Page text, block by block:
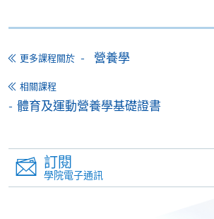
繳費靈網上服務- 申請人須先開立
*信用咭網上繳費服務
更多課程關於 營養學
相關課程
體育及運動營養學基礎證書
訂閱
學院電子通訊